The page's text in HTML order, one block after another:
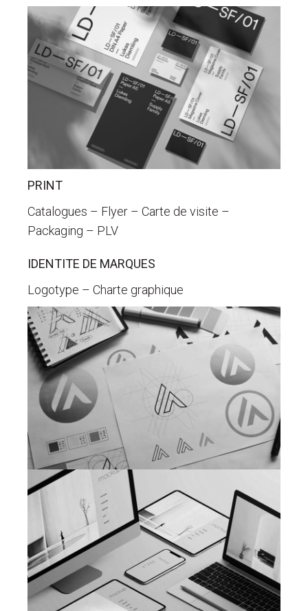
PRINT
Catalogues – Flyer – Carte de visite –
Packaging – PLV
IDENTITE DE MARQUES
Logotype – Charte graphique